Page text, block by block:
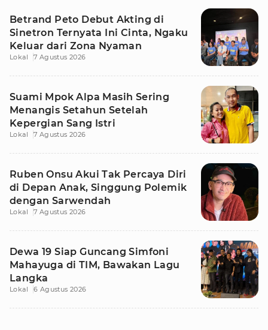
Betrand Peto Debut Akting di
Sinetron Ternyata Ini Cinta, Ngaku
Keluar dari Zona Nyaman
Lokal 7 Agustus 2026
Suami Mpok Alpa Masih Sering
Menangis Setahun Setelah
Kepergian Sang Istri
Lokal 7 Agustus 2026
Ruben Onsu Akui Tak Percaya Diri
di Depan Anak, Singgung Polemik
dengan Sarwendah
Lokal 7 Agustus 2026
Dewa 19 Siap Guncang Simfoni
Mahayuga di TIM, Bawakan Lagu
Langka
Lokal 6 Agustus 2026